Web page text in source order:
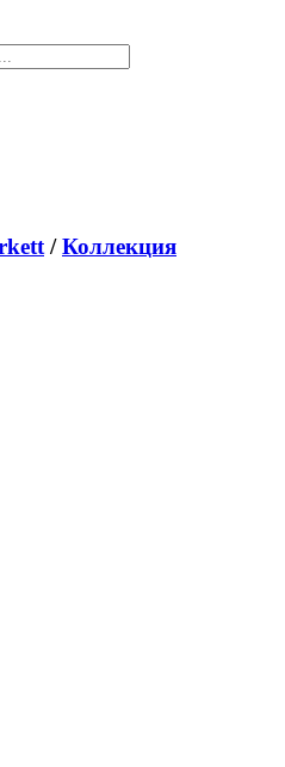
/Коллекция